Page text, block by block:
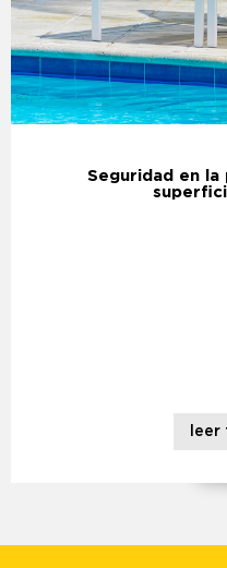
Seguridad en la